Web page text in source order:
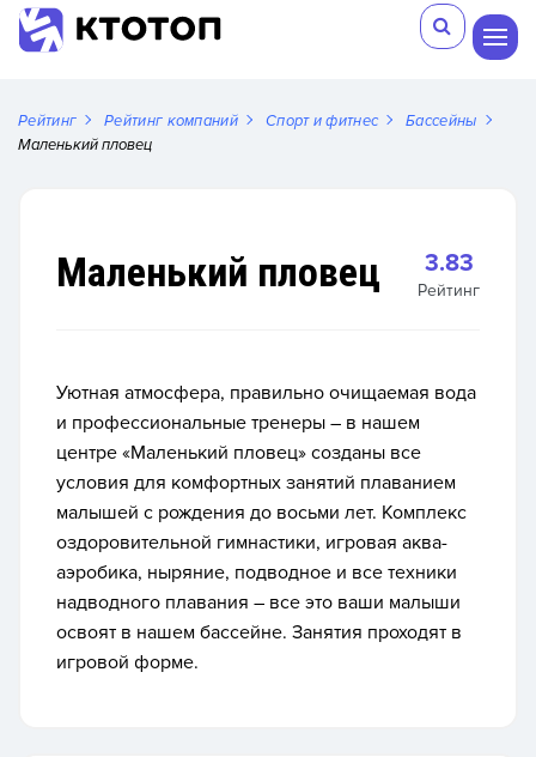
Рейтинг Рейтинг компаний Спорт и фитнес
Бассейны
Маленький пловец
Маленький пловец 3.83
Рейтинг
Уютная атмосфера, правильно очищаемая вода
и профессиональные тренеры – в нашем
центре «Маленький пловец» созданы все
условия для комфортных занятий плаванием
малышей с рождения до восьми лет. Комплекс
оздоровительной гимнастики, игровая аква-
аэробика, ныряние, подводное и все техники
надводного плавания – все это ваши малыши
освоят в нашем бассейне. Занятия проходят в
игровой форме.